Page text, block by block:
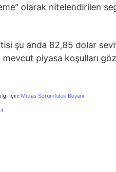
olarak nitelendirilen
şu anda 82,85 dolar
mevcut piyasa koşulları
için: Midas Sorumluluk Beyanı